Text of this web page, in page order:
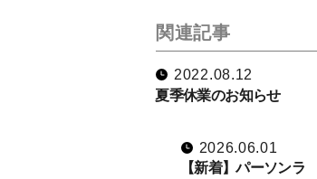
関連記事
2022.08.12
夏季休業のお知らせ
2026.06.01
【新着】パーソンラ